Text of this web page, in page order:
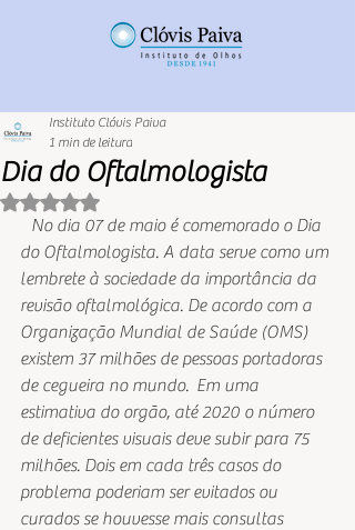
Dia do Oftalmologista
Instituto Clóvis Paiva
1 min de leitura
Avaliado com NaN de 5 estrelas.
No dia 07 de maio é comemorado o Dia
do Oftalmologista. A data serve como um
lembrete à sociedade da importância da
revisão oftalmológica. De acordo com a
Organização Mundial de Saúde (OMS)
existem 37 milhões de pessoas portadoras
de cegueira no mundo.  Em uma
estimativa do orgão, até 2020 o número
de deficientes visuais deve subir para 75
milhões. Dois em cada três casos do
problema poderiam ser evitados ou
curados se houvesse mais consultas